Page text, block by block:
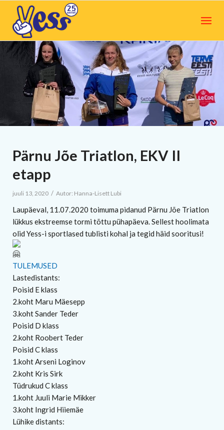
Pärnu Jõe Triatlon, EKV II
etapp
juuli 13, 2020 / Autor: Hanna-Lisett Lubi
Laupäeval, 11.07.2020 toimuma pidanud Pärnu Jõe Triatlon
lükkus ekstreemse tormi tõttu pühapäeva. Sellest hoolimata
olid Yess-i sportlased tublisti kohal ja tegid häid sooritusi!
TULEMUSED
Lastedistants:
Poisid E klass
2.koht Maru Mäesepp
3.koht Sander Teder
Poisid D klass
2.koht Roobert Teder
Poisid C klass
1.koht Arseni Loginov
2.koht Kris Sirk
Tüdrukud C klass
1.koht Juuli Marie Mikker
3.koht Ingrid Hiiemäe
Lühike distants: